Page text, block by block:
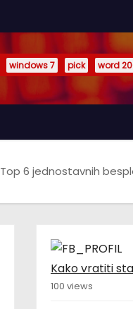
windows 7 pick word
Top 6 jednostavnih
Kako vratiti
100 views